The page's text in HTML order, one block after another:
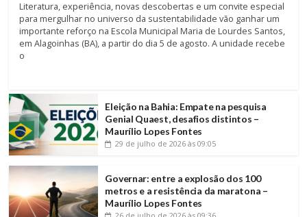
Literatura, experiência, novas descobertas e um convite especial
para mergulhar no universo da sustentabilidade vão ganhar um
importante reforço na Escola Municipal Maria de Lourdes Santos,
em Alagoinhas (BA), a partir do dia 5 de agosto. A unidade recebe
o
Eleição na Bahia: Empate na pesquisa
Genial Quaest, desafios distintos –
Maurílio Lopes Fontes
29 de julho de 2026 às 09:05
Governar: entre a explosão dos 100
metros e a resistência da maratona –
Maurílio Lopes Fontes